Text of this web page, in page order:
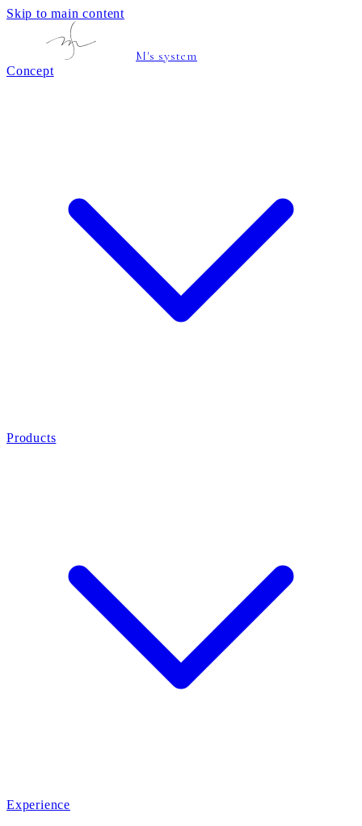
Skip to main content
M's system
Concept
Products
Experience